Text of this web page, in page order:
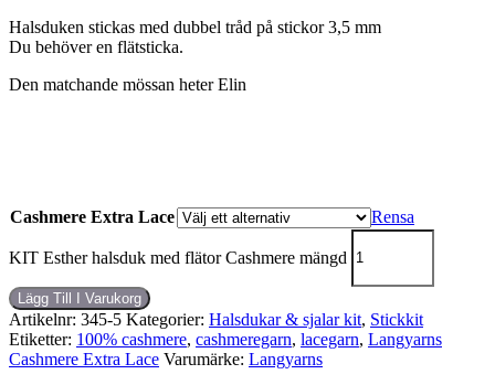
Halsduken stickas med dubbel tråd på stickor 3,5 mm
Du behöver en flätsticka.
Den matchande mössan heter Elin
Cashmere Extra Lace Rensa
KIT Esther halsduk med flätor Cashmere mängd
Lägg Till I Varukorg
Artikelnr: 345-5 Kategorier: Halsdukar & sjalar kit, Stickkit
Etiketter: 100% cashmere, cashmeregarn, lacegarn, Langyarns
Cashmere Extra Lace Varumärke: Langyarns